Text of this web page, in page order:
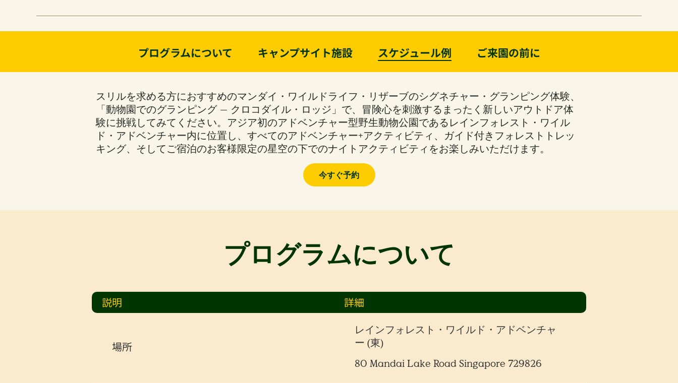
プログラムについて キャンプサイト施設 スケジュール例 ご来園の前に
スリルを求める方におすすめのマンダイ・ワイルドライフ・リザーブのシグネチャー・グランピング体験、
「動物園でのグランピング ― クロコダイル・ロッジ」で、冒険心を刺激するまったく新しいアウトドア体
験に挑戦してみてください。アジア初のアドベンチャー型野生動物公園であるレインフォレスト・ワイル
ド・アドベンチャー内に位置し、すべてのアドベンチャー+アクティビティ、ガイド付きフォレストトレッ
キング、そしてご宿泊のお客様限定の星空の下でのナイトアクティビティをお楽しみいただけます。
今すぐ予約
プログラムについて
説明 詳細
場所
レインフォレスト・ワイルド・アドベンチャ
ー (東)
80 Mandai Lake Road Singapore 729826